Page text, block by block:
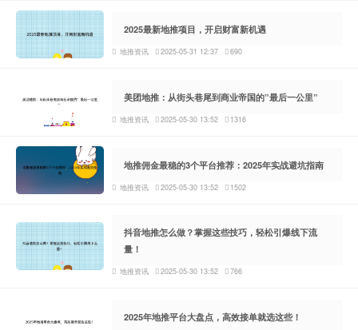
2025最新地推项目，开启财富新机遇
地推资讯 2025-05-31 12:37 690
美团地推：从街头巷尾到商业帝国的”最后一公里”
地推资讯 2025-05-30 13:52 1316
地推佣金最稳的3个平台推荐：2025年实战避坑指南
地推资讯 2025-05-30 13:52 1502
抖音地推怎么做？掌握这些技巧，轻松引爆线下流
量！
地推资讯 2025-05-30 13:52 766
2025年地推平台大盘点，高效接单就选这些！